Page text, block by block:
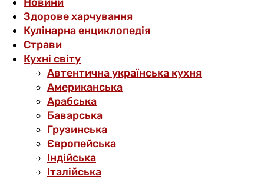
Здорове харчування
Кулінарна енциклопедія
Страви
Кухні світу
Автентична українська кухня
Американська
Арабська
Баварська
Грузинська
Європейська
Індійська
Італійська